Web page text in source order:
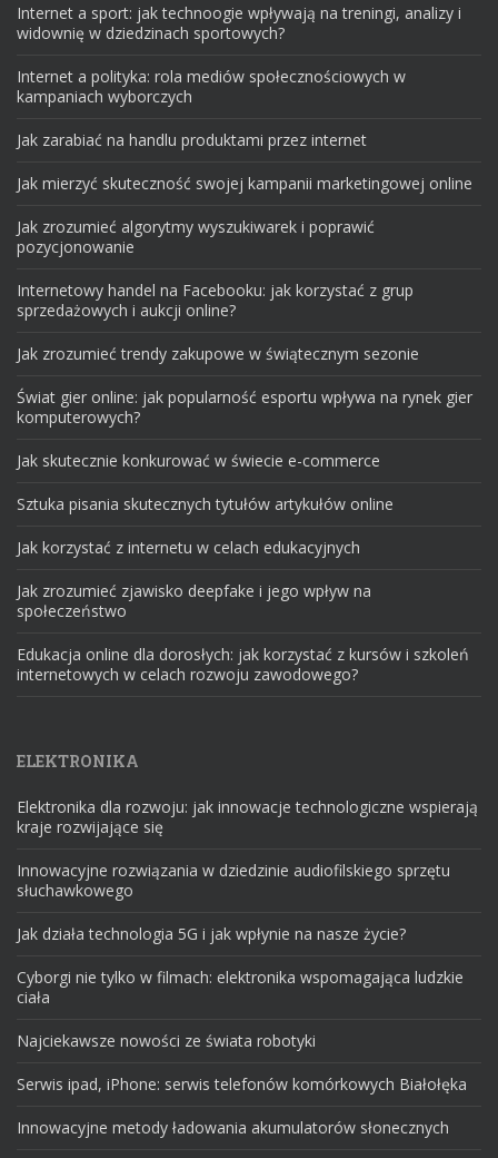
Internet a sport: jak technoogie wpływają na treningi, analizy i
widownię w dziedzinach sportowych?
Internet a polityka: rola mediów społecznościowych w
kampaniach wyborczych
Jak zarabiać na handlu produktami przez internet
Jak mierzyć skuteczność swojej kampanii marketingowej online
Jak zrozumieć algorytmy wyszukiwarek i poprawić
pozycjonowanie
Internetowy handel na Facebooku: jak korzystać z grup
sprzedażowych i aukcji online?
Jak zrozumieć trendy zakupowe w świątecznym sezonie
Świat gier online: jak popularność esportu wpływa na rynek gier
komputerowych?
Jak skutecznie konkurować w świecie e-commerce
Sztuka pisania skutecznych tytułów artykułów online
Jak korzystać z internetu w celach edukacyjnych
Jak zrozumieć zjawisko deepfake i jego wpływ na
społeczeństwo
Edukacja online dla dorosłych: jak korzystać z kursów i szkoleń
internetowych w celach rozwoju zawodowego?
ELEKTRONIKA
Elektronika dla rozwoju: jak innowacje technologiczne wspierają
kraje rozwijające się
Innowacyjne rozwiązania w dziedzinie audiofilskiego sprzętu
słuchawkowego
Jak działa technologia 5G i jak wpłynie na nasze życie?
Cyborgi nie tylko w filmach: elektronika wspomagająca ludzkie
ciała
Najciekawsze nowości ze świata robotyki
Serwis ipad, iPhone: serwis telefonów komórkowych Białołęka
Innowacyjne metody ładowania akumulatorów słonecznych